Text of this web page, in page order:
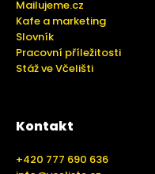
Mailujeme.cz
Kafe a marketing
Slovník
Pracovní příležitosti
Stáž ve Včelišti
Kontakt
+420 777 690 636